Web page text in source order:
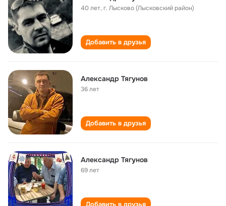
40 лет,г. Лысково (Лысковский район)
Добавить в друзья
Александр Тягунов
36 лет
Добавить в друзья
Александр Тягунов
69 лет
Добавить в друзья